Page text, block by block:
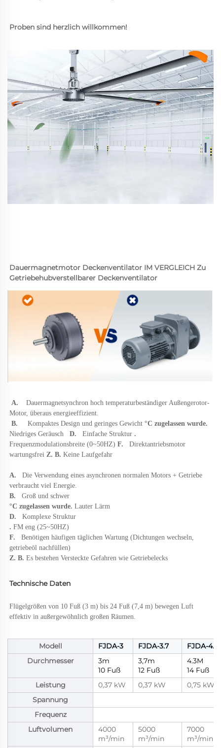
Proben sind herzlich willkommen!
Dauermagnetmotor Deckenventilator IM VERGLEICH Zu
Getriebehubverstellbarer Deckenventilator
A. Dauermagnetsynchron hoch temperaturbeständiger Außengerotor-
Motor, überaus energieeffizient.
B.
Kompaktes Design und geringes Gewicht
Niedriges Geräusch D. Einfache Struktur
Frequenzmodulationsbreite (0~50HZ) F. Direktantriebsmotor
wartungsfrei Z. B. Keine Laufgefahr
A. Die Verwendung eines asynchronen normalen Motors + Getriebe
verbraucht viel Energie.
B. Groß und schwer
°C zugelassen wurde. Lauter Lärm
D. Komplexe Struktur
. FM eng (25~50HZ)
F. Benötigen häufigen täglichen Wartung (Dichtungen wechseln,
getriebeöl nachfüllen)
Z. B. Es bestehen Versteckte Gefahren wie Getriebelecks
Technische Daten
Flügelgrößen von 10 Fuß (3 m) bis 24 Fuß (7,4 m) bewegen Luft
effektiv in außergewöhnlich großen Räumen.
Modell FJDA-3 FJDA-3.7
FJDA-4.3
Durchmesser
3m
10 Fuß
3,7m
12 Fuß
4.3M
14 Fuß
Leistung
0,37 kW 0,37 kW
0,75 kW
Spannung
Frequenz
Luftvolumen
4000
m³/min
5000
m³/min
7000
m³/min